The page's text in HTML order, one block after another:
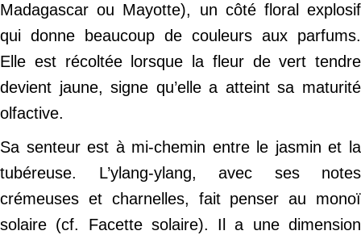
Madagascar ou Mayotte), un côté floral explosif
qui donne beaucoup de couleurs aux parfums.
Elle est récoltée lorsque la fleur de vert tendre
devient jaune, signe qu’elle a atteint sa maturité
olfactive.
Sa senteur est à mi-chemin entre le jasmin et la
tubéreuse. L’ylang-ylang, avec ses notes
crémeuses et charnelles, fait penser au monoï
solaire (cf. Facette solaire). Il a une dimension